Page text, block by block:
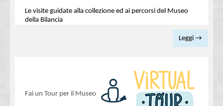
Le visite guidate alla collezione ed ai percorsi del Museo
della Bilancia
Leggi →
Fai un Tour per il Museo